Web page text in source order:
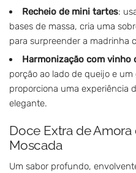
Recheio de mini tartes:
bases de massa, cria uma
para surpreender a madrinha
Harmonização com vinho
porção ao lado de queijo e um
proporciona uma experiência
elegante.
Doce Extra de
Moscada
Um sabor profundo,